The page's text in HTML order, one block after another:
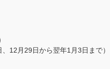
12月29日から翌年1月3日まで）